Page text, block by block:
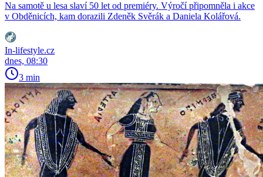
Na samotě u lesa slaví 50 let od premiéry. Výročí připomněla i akce
v Obděnicích, kam dorazili Zdeněk Svěrák a Daniela Kolářová.
In-lifestyle.cz
dnes, 08:30
3 min